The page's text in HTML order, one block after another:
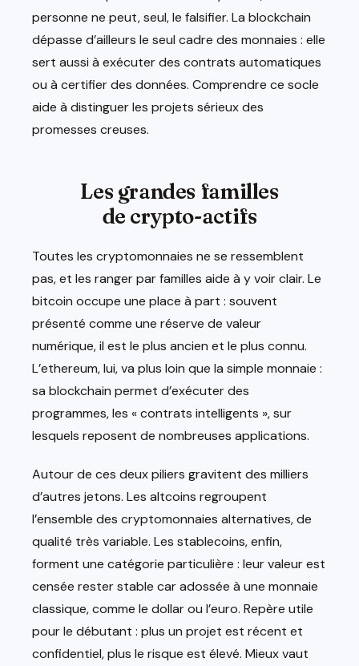
personne ne peut, seul, le falsifier. La blockchain
dépasse d’ailleurs le seul cadre des monnaies : elle
sert aussi à exécuter des contrats automatiques
ou à certifier des données. Comprendre ce socle
aide à distinguer les projets sérieux des
promesses creuses.
Les grandes familles
de crypto-actifs
Toutes les cryptomonnaies ne se ressemblent
pas, et les ranger par familles aide à y voir clair. Le
bitcoin occupe une place à part : souvent
présenté comme une réserve de valeur
numérique, il est le plus ancien et le plus connu.
L’ethereum, lui, va plus loin que la simple monnaie :
sa blockchain permet d’exécuter des
programmes, les « contrats intelligents », sur
lesquels reposent de nombreuses applications.
Autour de ces deux piliers gravitent des milliers
d’autres jetons. Les altcoins regroupent
l’ensemble des cryptomonnaies alternatives, de
qualité très variable. Les stablecoins, enfin,
forment une catégorie particulière : leur valeur est
censée rester stable car adossée à une monnaie
classique, comme le dollar ou l’euro. Repère utile
pour le débutant : plus un projet est récent et
confidentiel, plus le risque est élevé. Mieux vaut